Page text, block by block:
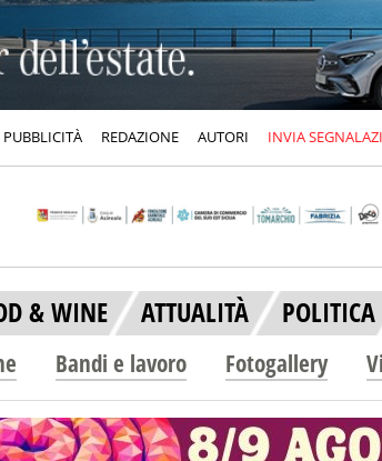
PUBBLICITÀ REDAZIONE AUTORI INVIA
& WINE ATTUALITÀ POLITICA
Bandi e lavoro Fotogallery